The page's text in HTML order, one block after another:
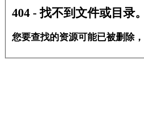
404 - 找不到文件或目录。
您要查找的资源可能已被删除